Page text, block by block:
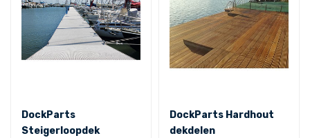
DockParts
Steigerloopdek
DockParts Hardhout
dekdelen